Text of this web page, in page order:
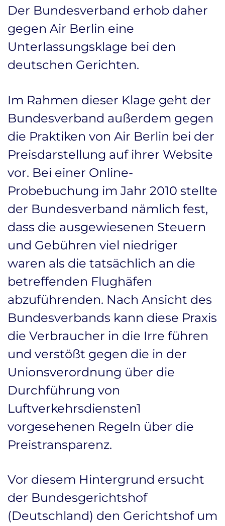
Der Bundesverband erhob daher
gegen Air Berlin eine
Unterlassungsklage bei den
deutschen Gerichten.
Im Rahmen dieser Klage geht der
Bundesverband außerdem gegen
die Praktiken von Air Berlin bei der
Preisdarstellung auf ihrer Website
vor. Bei einer Online-
Probebuchung im Jahr 2010 stellte
der Bundesverband nämlich fest,
dass die ausgewiesenen Steuern
und Gebühren viel niedriger
waren als die tatsächlich an die
betreffenden Flughäfen
abzuführenden. Nach Ansicht des
Bundesverbands kann diese Praxis
die Verbraucher in die Irre führen
und verstößt gegen die in der
Unionsverordnung über die
Durchführung von
Luftverkehrsdiensten1
vorgesehenen Regeln über die
Preistransparenz.
Vor diesem Hintergrund ersucht
der Bundesgerichtshof
(Deutschland) den Gerichtshof um